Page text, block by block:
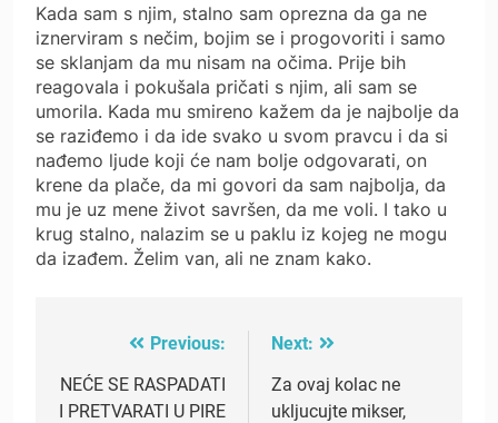
Kada sam s njim, stalno sam oprezna da ga ne
iznerviram s nečim, bojim se i progovoriti i samo
se sklanjam da mu nisam na očima. Prije bih
reagovala i pokušala pričati s njim, ali sam se
umorila. Kada mu smireno kažem da je najbolje da
se raziđemo i da ide svako u svom pravcu i da si
nađemo ljude koji će nam bolje odgovarati, on
krene da plače, da mi govori da sam najbolja, da
mu je uz mene život savršen, da me voli. I tako u
krug stalno, nalazim se u paklu iz kojeg ne mogu
da izađem. Želim van, ali ne znam kako.
navigation
Previous:
NEĆE SE RASPADATI
I PRETVARATI U PIRE
Next:
Za ovaj kolac ne
ukljucujte mikser,